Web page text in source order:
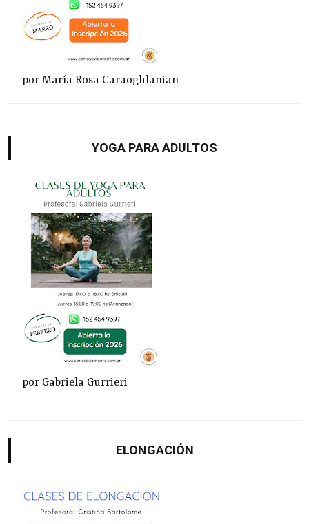
por María Rosa Caraoghlanian
YOGA PARA ADULTOS
por Gabriela Gurrieri
ELONGACIÓN